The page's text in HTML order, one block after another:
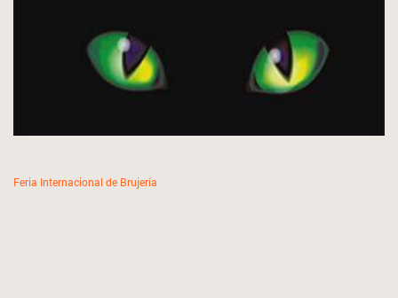
Feria Internacional de Brujería